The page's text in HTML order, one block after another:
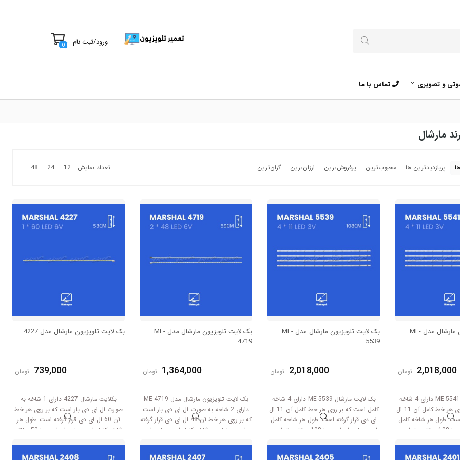
ورود/ثبت نام 0
و تصویری تماس با ما
مارشال
پربازدیدترین ها محبوب‌‌ترین پرفروش‌ترین ارزان‌ترین گران‌ترین تعداد نمایش 12
24
48
بک لایت تلویزیون مارشال مدل ME-
2,018,000 تومان
بک لایت مارشال ME-5541 دارای 4 شاخه
کامل است که بر روی هر خط کامل آن 11 ال
است. طول هر شاخه کامل
این مدل برابر است با 108 سانتی متر است
بک لایت تلویزیون مارشال مدل ME-
5539
2,018,000 تومان
بک لایت مارشال ME-5539 دارای 4 شاخه
کامل است که بر روی هر خط کامل آن 11 ال
ای دی قرار گرفته است. طول هر شاخه کامل
این مدل برابر است با 108 سانتی متر است
بک لایت تلویزیون مارشال مدل ME-
4719
1,364,000 تومان
بک لایت تلویزیون مارشال مدل ME-4719
دارای 2 شاخه به صورت ال ای دی بار است
که بر روی هر خط آن 48 ال ای دی قرار گرفته
است. طول هر شاخه کامل این مدل برابر
بک لایت تلویزیون مارشال مدل 4227
739,000 تومان
بکلایت مارشال 4227 دارای 1 شاخه به
صورت ال ای دی بار است که بر روی هر خط
آن 60 ال ای دی قرار گرفته است. طول هر
شاخه کامل این مدل برابر است با 53 سانتی